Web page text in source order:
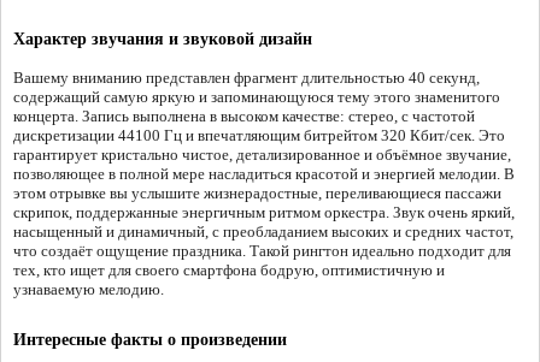
Характер звучания и звуковой дизайн
Вашему вниманию представлен фрагмент длительностью 40 секунд,
содержащий самую яркую и запоминающуюся тему этого знаменитого
концерта. Запись выполнена в высоком качестве: стерео, с частотой
дискретизации 44100 Гц и впечатляющим битрейтом 320 Кбит/сек. Это
гарантирует кристально чистое, детализированное и объёмное звучание,
позволяющее в полной мере насладиться красотой и энергией мелодии. В
этом отрывке вы услышите жизнерадостные, переливающиеся пассажи
скрипок, поддержанные энергичным ритмом оркестра. Звук очень яркий,
насыщенный и динамичный, с преобладанием высоких и средних частот,
что создаёт ощущение праздника. Такой рингтон идеально подходит для
тех, кто ищет для своего смартфона бодрую, оптимистичную и
узнаваемую мелодию.
Интересные факты о произведении